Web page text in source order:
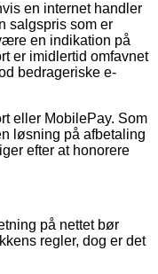
en internet handler
salgspris som er
en indikation på
er imidlertid omfavnet
bedrageriske e-
eller MobilePay. Som
løsning på afbetaling
efter at honorere
på nettet bør
regler, dog er det